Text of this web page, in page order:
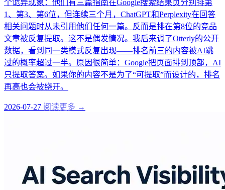
个诡异现象：他们有三篇指南在Google搜索结果页分别排第
1、第3、第6位，但连续三个月，ChatGPT和Perplexity在回答
相关问题时从未引用他们任何一篇。反而是排在第8位的竞品
文章被反复提取。这不是偶发情况。我后来调了Otterly的公开
数据，看到同一类模式反复出现——排名前三的内容被AI跳
过的概率超过一半。原因很简单：Google把页面排到顶部，AI
只提取答案。如果你的内容不是为了“可提取”而设计的，排名
再高也会被绕开。
2026-07-27 阅读更多 →